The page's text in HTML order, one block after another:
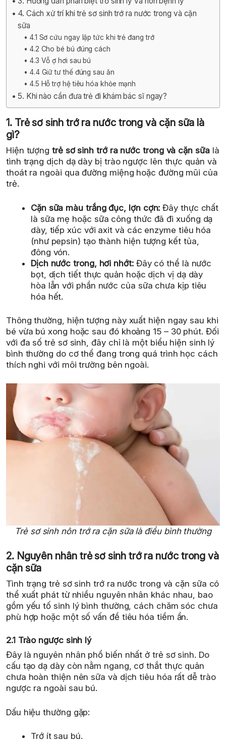
4. Cách xử trí khi trẻ sơ sinh trớ ra nước trong và cặn
sữa
4.1 Sơ cứu ngay lập tức khi trẻ đang trớ
4.2 Cho bé bú đúng cách
4.3 Vỗ ợ hơi sau bú
4.4 Giữ tư thế đúng sau ăn
4.5 Hỗ trợ hệ tiêu hóa khỏe mạnh
5. Khi nào cần đưa trẻ đi khám bác sĩ ngay?
1. Trẻ sơ sinh trớ ra nước trong và cặn sữa là
gì?
Hiện tượngtrẻ sơ sinh trớ ra nước trong và cặn sữalà
tình trạng dịch dạ dày bị trào ngược lên thực quản và
thoát ra ngoài qua đường miệng hoặc đường mũi của
trẻ.
Cặn sữa màu trắng đục, lợn cợn: Đây thực chất
là sữa mẹ hoặc sữa công thức đã đi xuống dạ
dày, tiếp xúc với axit và các enzyme tiêu hóa
(như pepsin) tạo thành hiện tượng kết tủa,
đông vón.
Dịch nước trong, hơi nhớt:Đây có thể là nước
bọt, dịch tiết thực quản hoặc dịch vị dạ dày
hòa lẫn với phần nước của sữa chưa kịp tiêu
hóa hết.
Thông thường, hiện tượng này xuất hiện ngay sau khi
bé vừa bú xong hoặc sau đó khoảng 15 – 30 phút. Đối
với đa số trẻ sơ sinh, đây chỉ là một biểu hiện sinh lý
bình thường do cơ thể đang trong quá trình học cách
thích nghi với môi trường bên ngoài.
Trẻ sơ sinh nôn trớ ra cặn sữa là điều bình thường
2. Nguyên nhân trẻ sơ sinh trớ ra nước trong và
cặn sữa
Tình trạng trẻ sơ sinh trớ ra nước trong và cặn sữa có
thể xuất phát từ nhiều nguyên nhân khác nhau, bao
gồm yếu tố sinh lý bình thường, cách chăm sóc chưa
phù hợp hoặc một số vấn đề tiêu hóa tiềm ẩn.
2.1 Trào ngược sinh lý
Đây là nguyên nhân phổ biến nhất ở trẻ sơ sinh. Do
cấu tạo dạ dày còn nằm ngang, cơ thắt thực quản
chưa hoàn thiện nên sữa và dịch tiêu hóa rất dễ trào
ngược ra ngoài sau bú.
Dấu hiệu thường gặp:
Trớ ít sau bú.